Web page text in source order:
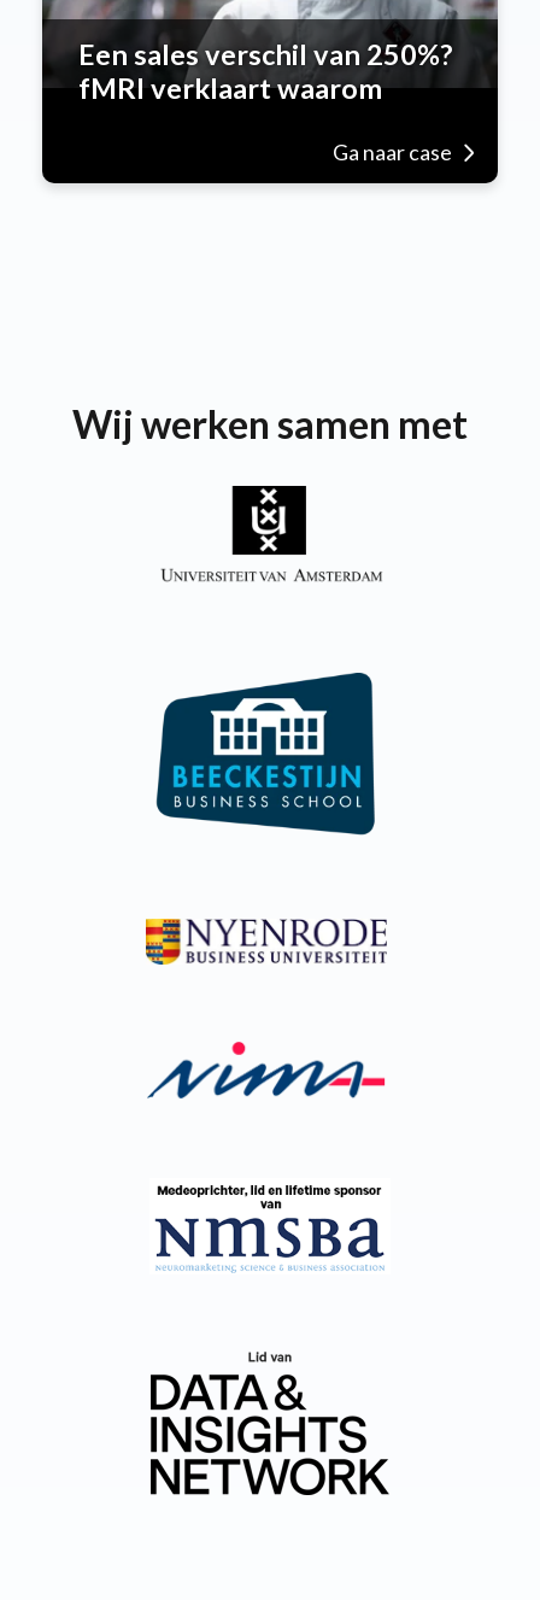
Een sales verschil van 250%?
fMRI verklaart waarom
Ga naar case
Wij werken samen met